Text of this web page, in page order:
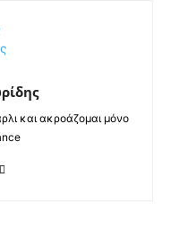
και ακροάζομαι μόνο